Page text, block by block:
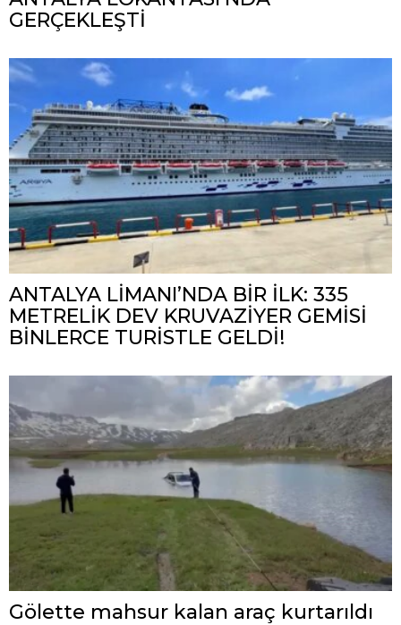
GERÇEKLEŞTİ
ANTALYA LİMANI’NDA BİR İLK: 335
METRELİK DEV KRUVAZİYER GEMİSİ
BİNLERCE TURİSTLE GELDİ!
Gölette mahsur kalan araç kurtarıldı